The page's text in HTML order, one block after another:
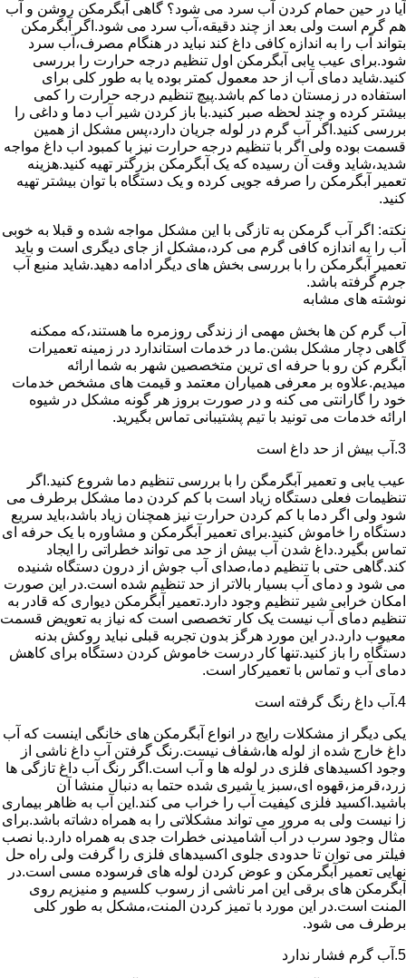
آیا در حین حمام کردن آب سرد می شود؟ گاهی آبگرمکن روشن و آب
هم گرم است ولی بعد از چند دقیقه،آب سرد می شود.اگر آبگرمکن
بتواند آب را به اندازه کافی داغ کند نباید در هنگام مصرف،آب سرد
شود.برای عیب یابی آبگرمکن اول تنظیم درجه حرارت را بررسی
کنید.شاید دمای آب از حد معمول کمتر بوده یا به طور کلی برای
استفاده در زمستان دما کم باشد.پیچ تنظیم درجه حرارت را کمی
بیشتر کرده و چند لحظه صبر کنید.با باز کردن شیر آب دما و داغی را
بررسی کنید.اگر آب گرم در لوله جریان دارد،پس مشکل از همین
قسمت بوده ولی اگر با تنظیم درجه حرارت نیز با کمبود اب داغ مواجه
شدید،شاید وقت آن رسیده که یک آبگرمکن بزرگتر تهیه کنید.هزینه
تعمیر آبگرمکن را صرفه جویی کرده و یک دستگاه با توان بیشتر تهیه
کنید.
نکته: اگر آب گرمکن به تازگی با این مشکل مواجه شده و قبلا به خوبی
آب را به اندازه کافی گرم می کرد،مشکل از جای دیگری است و باید
تعمیر آبگرمکن را با بررسی بخش های دیگر ادامه دهید.شاید منبع آب
جرم گرفته باشد.
نوشته های مشابه
آب گرم کن ها بخش مهمی از زندگی روزمره ما هستند،که ممکنه
گاهی دچار مشکل بشن.ما در خدمات استاندارد در زمینه تعمیرات
آبگرم کن رو با حرفه ای ترین متخصصین شهر به شما ارائه
میدیم.علاوه بر معرفی همیاران معتمد و قیمت های مشخص خدمات
خود را گارانتی می کنه و در صورت بروز هر گونه مشکل در شیوه
ارائه خدمات می تونید با تیم پشتیبانی تماس بگیرید.
3.آب بیش از حد داغ است
عیب یابی و تعمیر آبگرمگن را با بررسی تنظیم دما شروع کنید.اگر
تنظیمات فعلی دستگاه زیاد است با کم کردن دما مشکل برطرف می
شود ولی اگر دما با کم کردن حرارت نیز همچنان زیاد باشد،باید سریع
دستگاه را خاموش کنید.برای تعمیر آبگرمکن و مشاوره با یک حرفه ای
تماس بگیرد.داغ شدن آب بیش از حد می تواند خطراتی را ایجاد
کند.گاهی حتی با تنظیم دما،صدای آب جوش از درون دستگاه شنیده
می شود و دمای آب بسیار بالاتر از حد تنظیم شده است.در این صورت
امکان خرابی شیر تنظیم وجود دارد.تعمیر آبگرمکن دیواری که قادر به
تنظیم دمای آب نیست یک کار تخصصی است که نیاز به تعویض قسمت
معیوب دارد.در این مورد هرگز بدون تجربه قبلی نباید روکش بدنه
دستگاه را باز کنید.تنها کار درست خاموش کردن دستگاه برای کاهش
دمای آب و تماس با تعمیرکار است.
4.آب داغ رنگ گرفته است
یکی دیگر از مشکلات رایج در انواع آبگرمکن های خانگی اینست که آب
داغ خارج شده از لوله ها،شفاف نیست.رنگ گرفتن آب داغ ناشی از
وجود اکسیدهای فلزی در لوله ها و آب است.اگر رنگ آب داغ تازگی ها
زرد،قرمز،قهوه ای،سبز یا شیری شده حتما به دنبال منشا آن
باشید.اکسید فلزی کیفیت آب را خراب می کند.این آب به ظاهر بیماری
زا نیست ولی به مرور می تواند مشکلاتی را به همراه دشاته باشد.برای
مثال وجود سرب در آب آشامیدنی خطرات جدی به همراه دارد.با نصب
فیلتر می توان تا حدودی جلوی اکسیدهای فلزی را گرفت ولی راه حل
نهایی تعمیر آبگرمکن و عوض کردن لوله های فرسوده مسی است.در
آبگرمکن های برقی این امر ناشی از رسوب کلسیم و منیزیم روی
المنت است.در این مورد با تمیز کردن المنت،مشکل به طور کلی
برطرف می شود.
5.آب گرم فشار ندارد